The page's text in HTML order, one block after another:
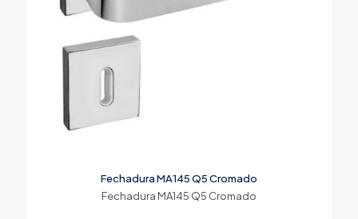
Fechadura MA145 Q5 Cromado
Fechadura MA145 Q5 Cromado